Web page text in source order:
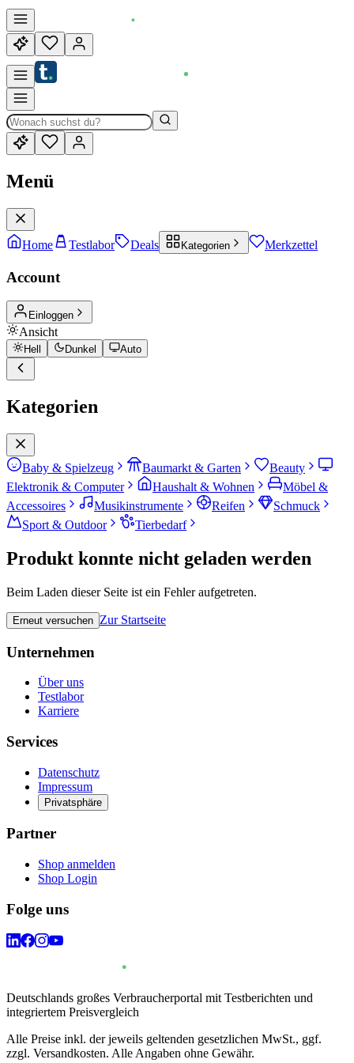
Menü
Home Testlabor Deals Kategorien Merkzettel
Account
Einloggen
Ansicht
Hell Dunkel Auto
Kategorien
Baby & Spielzeug Baumarkt & Garten
Beauty
Elektronik & Computer
Haushalt & Wohnen
Möbel &
Accessoires
Musikinstrumente Reifen
Schmuck
Sport & Outdoor
Tierbedarf
Produkt konnte nicht geladen werden
Beim Laden dieser Seite ist ein Fehler aufgetreten.
Erneut versuchen Zur Startseite
Unternehmen
Über uns
Testlabor
Karriere
Services
Datenschutz
Impressum
Privatsphäre
Partner
Shop anmelden
Shop Login
Folge uns
Deutschlands großes Verbraucherportal mit Testberichten und
integriertem Preisvergleich
Alle Preise inkl. der jeweils geltenden gesetzlichen MwSt., ggf.
zzgl. Versandkosten. Alle Angaben ohne Gewähr.